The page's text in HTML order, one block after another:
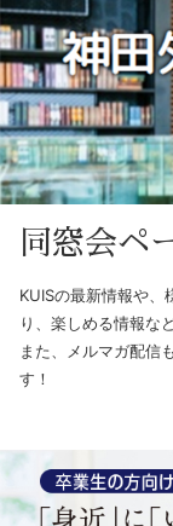
同窓会ペ
KUISの最新情報や、
り、楽しめる情報な
また、メルマガ配信
す！